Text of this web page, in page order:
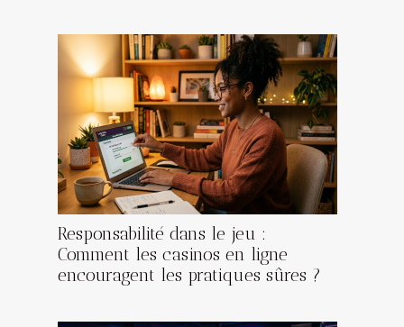
Responsabilité dans le jeu :
Comment les casinos en ligne
encouragent les pratiques sûres ?